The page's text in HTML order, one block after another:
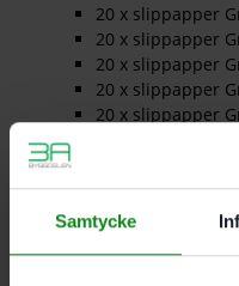
Samtycke
20 x slippapper
20 x slippapper
20 x slippapper
20 x slippapper
20 x slippapper
20 x slippapper
Det finns inga